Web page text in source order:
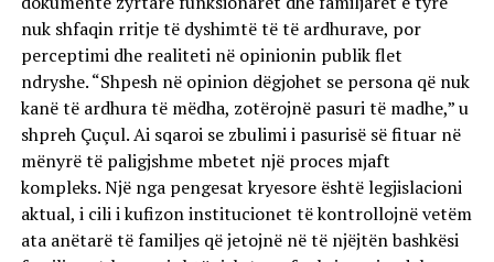
nuk shfaqin rritje të dyshimtë të të ardhurave, por
perceptimi dhe realiteti në opinionin publik flet
ndryshe. “Shpesh në opinion dëgjohet se persona që nuk
kanë të ardhura të mëdha, zotërojnë pasuri të madhe,” u
shpreh Çuçul. Ai sqaroi se zbulimi i pasurisë së fituar në
mënyrë të paligjshme mbetet një proces mjaft
kompleks. Një nga pengesat kryesore është legjislacioni
aktual, i cili i kufizon institucionet të kontrollojnë vetëm
ata anëtarë të familjes që jetojnë në të njëjtën bashkësi